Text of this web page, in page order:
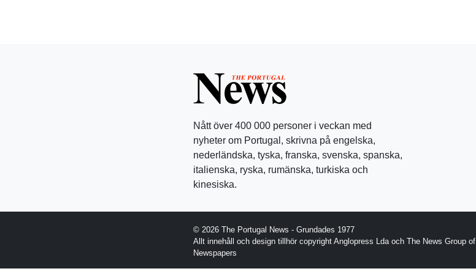
Nått över 400 000 personer i veckan med
nyheter om Portugal, skrivna på engelska,
nederländska, tyska, franska, svenska, spanska,
italienska, ryska, rumänska, turkiska och
kinesiska.
© 2026 The Portugal News - Grundades 1977
Allt innehåll och design tillhör copyright Anglopress Lda och The News Group of
Newspapers